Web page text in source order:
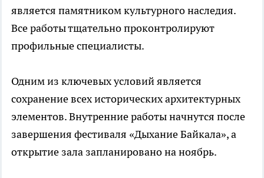
является памятником культурного наследия.
Все работы тщательно проконтролируют
профильные специалисты.
Одним из ключевых условий является
сохранение всех исторических архитектурных
элементов. Внутренние работы начнутся после
завершения фестиваля «Дыхание Байкала», а
открытие зала запланировано на ноябрь.